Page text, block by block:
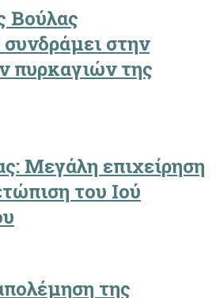
Βούλας
στην
πυρκαγιών της
Μεγάλη επιχείρηση
του Ιού
της